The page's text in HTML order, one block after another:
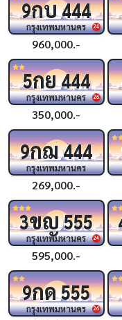
24
9กบ444
กรุงเทพมหานคร
960,000.-
26
5กย444
กรุงเทพมหานคร
350,000.-
9กฌ444
กรุงเทพมหานคร
269,000.-
24
3ขญ555
กรุงเทพมหานคร
595,000.-
26
9กด555
กรุงเทพมหานคร